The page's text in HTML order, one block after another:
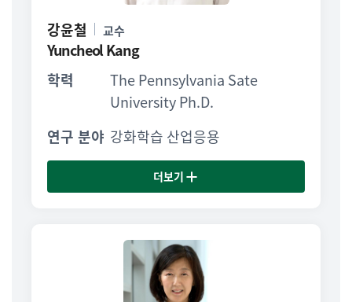
강윤철 교수
Yuncheol Kang
학력
The Pennsylvania Sate
University Ph.D.
연구 분야 강화학습 산업응용
더보기